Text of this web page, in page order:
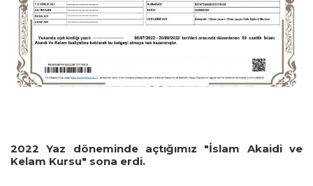
2022 Yaz döneminde açtığımız "İslam Akaidi ve
Kelam Kursu" sona erdi.